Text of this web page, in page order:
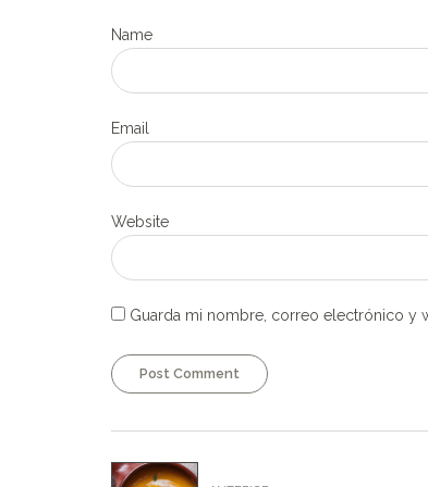
Name
Email
Website
Guarda mi nombre, correo electrónico y
Post Comment